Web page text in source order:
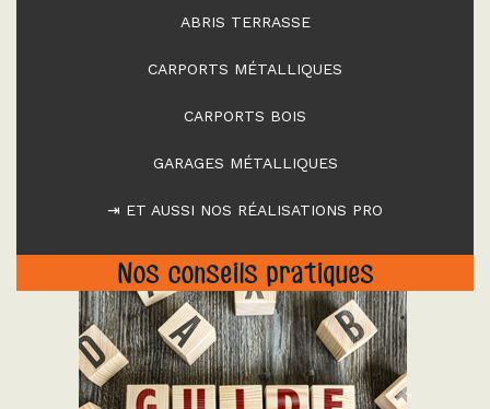
ABRIS TERRASSE
CARPORTS MÉTALLIQUES
CARPORTS BOIS
GARAGES MÉTALLIQUES
⇥ ET AUSSI NOS RÉALISATIONS PRO
Nos conseils pratiques
"